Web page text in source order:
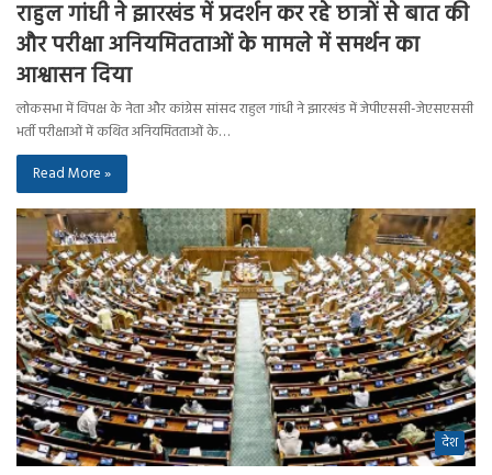
राहुल गांधी ने झारखंड में प्रदर्शन कर रहे छात्रों से बात की
और परीक्षा अनियमितताओं के मामले में समर्थन का
आश्वासन दिया
लोकसभा में विपक्ष के नेता और कांग्रेस सांसद राहुल गांधी ने झारखंड में जेपीएससी-जेएसएससी
भर्ती परीक्षाओं में कथित अनियमितताओं के…
Read More »
देश